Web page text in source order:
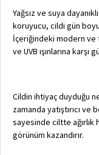
Yağsız ve suya
koruyucu, cildi gün
İçeriğindeki modern
ve UVB ışınlarına karşı
Cildin ihtiyaç duyduğu
zamanda yatıştırıcı
sayesinde ciltte ağırlık
görünüm kazandırır.